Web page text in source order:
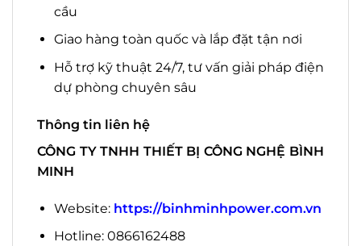
cầu
Giao hàng toàn quốc và lắp đặt tận nơi
Hỗ trợ kỹ thuật 24/7, tư vấn giải pháp điện
dự phòng chuyên sâu
Thông tin liên hệ
CÔNG TY TNHH THIẾT BỊ CÔNG NGHỆ BÌNH
MINH
Website: https://binhminhpower.com.vn
Hotline: 0866162488